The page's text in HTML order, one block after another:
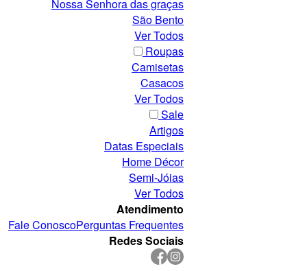
Nossa Senhora das graças
São Bento
Ver Todos
Roupas
Camisetas
Casacos
Ver Todos
Sale
Artigos
Datas Especiais
Home Décor
Semi-Jóias
Ver Todos
Atendimento
Fale ConoscoPerguntas Frequentes
Redes Sociais